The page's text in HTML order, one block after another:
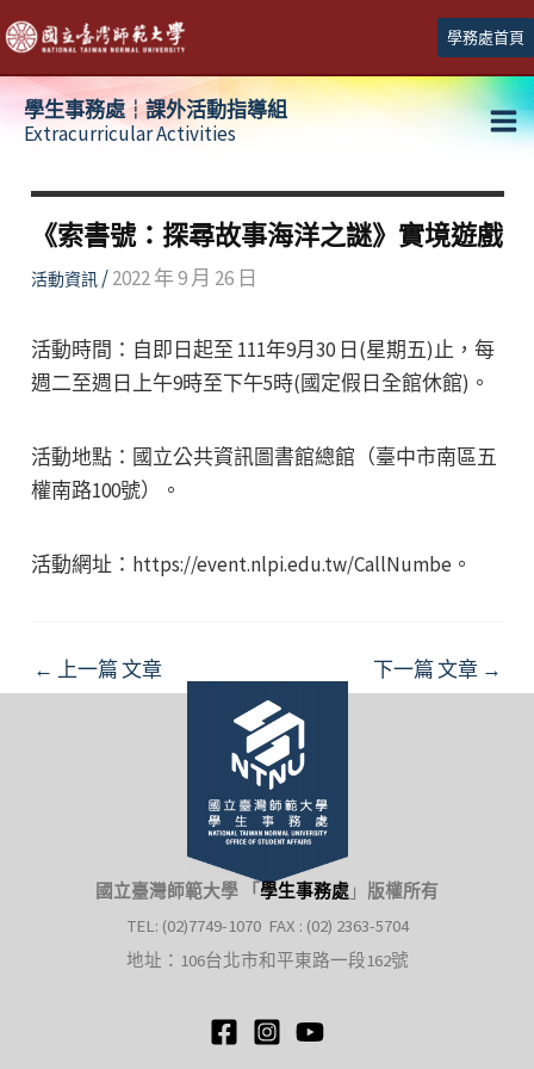
跳
至
主
學務處首頁
學生事務處┆課外活動指導組
Extracurricular Activities
《索書號：探尋故事海洋之謎》實境遊戲
活動資訊/2022 年 9 月 26 日
活動時間：自即日起至 111年9月30 日(星期五)止，每
週二至週日上午9時至下午5時(國定假日全館休館)。
活動地點：國立公共資訊圖書館總館（臺中市南區五
權南路100號）。
活動網址：https://event.nlpi.edu.tw/CallNumbe。
Post
navigation
← 上一篇 文章 下一篇 文章 →
國立臺灣師範大學 「 學生事務處 」 版權所有
TEL: (02)7749-1070 FAX : (02) 2363-5704
地址：106台北市和平東路一段162號